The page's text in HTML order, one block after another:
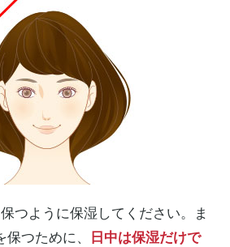
つように保湿してください。ま
つために、
日中は保湿だけで